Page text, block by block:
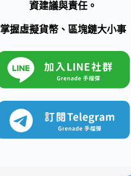
資建議與責任。
掌握虛擬貨幣、區塊鏈大小事